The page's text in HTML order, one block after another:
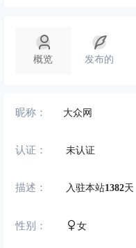
概览 发布的
昵称： 大众网
认证： 未认证
描述： 入驻本站1382天
性别： 女